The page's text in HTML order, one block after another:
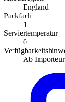
England
Packfach
1
Serviertemperatur
0
Ab